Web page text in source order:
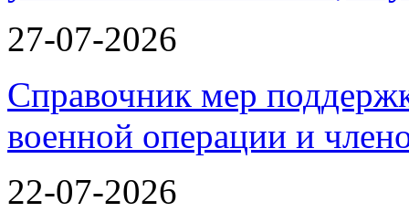
27-07-2026
Справочник мер
военной операции и
22-07-2026